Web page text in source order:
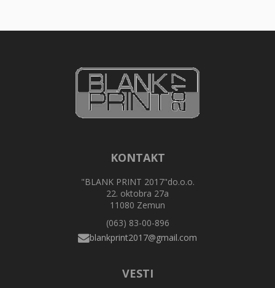
KONTAKT
"BLANK PRINT 2017"do.o.o.
22. oktobra 27a
11080 Zemun
(063) 83-00-896
VESTI